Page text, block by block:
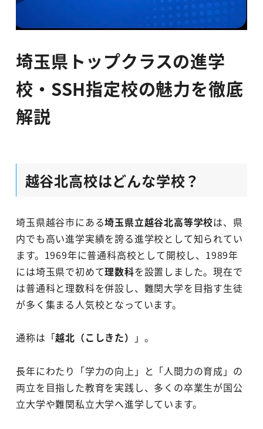
埼玉県トップクラスの進学
校・SSH指定校の魅力を徹底
解説
越谷北高校はどんな学校？
埼玉県越谷市にある埼玉県立越谷北高等学校は、県
内でも高い進学実績を誇る進学校として知られてい
ます。1969年に普通科高校として開校し、1989年
には埼玉県で初めて理数科を設置しました。現在で
は普通科と理数科を併設し、難関大学を目指す生徒
が多く集まる人気校となっています。
通称は「越北（こしきた） 」。
長年にわたり「学力の向上」と「人間力の育成」の
両立を目指した教育を実践し、多くの卒業生が国公
立大学や難関私立大学へ進学しています。